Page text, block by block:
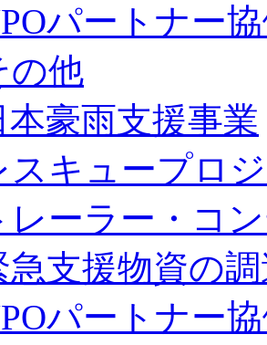
パートナー
の他
本豪雨支援事業
スキュープロ
レーラー・コ
急支援物資の
パートナー